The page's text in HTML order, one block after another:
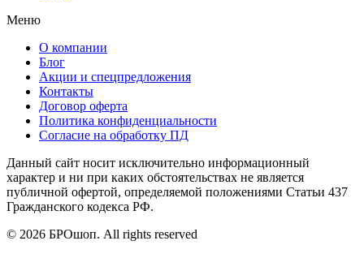
Меню
О компании
Блог
Акции и спецпредложения
Контакты
Договор оферта
Политика конфиденциальности
Согласие на обработку ПД
Данный сайт носит исключительно информационный
характер и ни при каких обстоятельствах не является
публичной офертой, определяемой положениями Статьи 437
Гражданского кодекса РФ.
© 2026 БРОшоп. All rights reserved